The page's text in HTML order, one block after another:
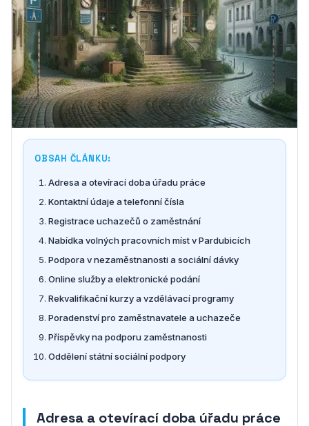
OBSAH ČLÁNKU:
Adresa a otevírací doba úřadu práce
Kontaktní údaje a telefonní čísla
Registrace uchazečů o zaměstnání
Nabídka volných pracovních míst v Pardubicích
Podpora v nezaměstnanosti a sociální dávky
Online služby a elektronické podání
Rekvalifikační kurzy a vzdělávací programy
Poradenství pro zaměstnavatele a uchazeče
Příspěvky na podporu zaměstnanosti
Oddělení státní sociální podpory
Adresa a otevírací doba úřadu práce